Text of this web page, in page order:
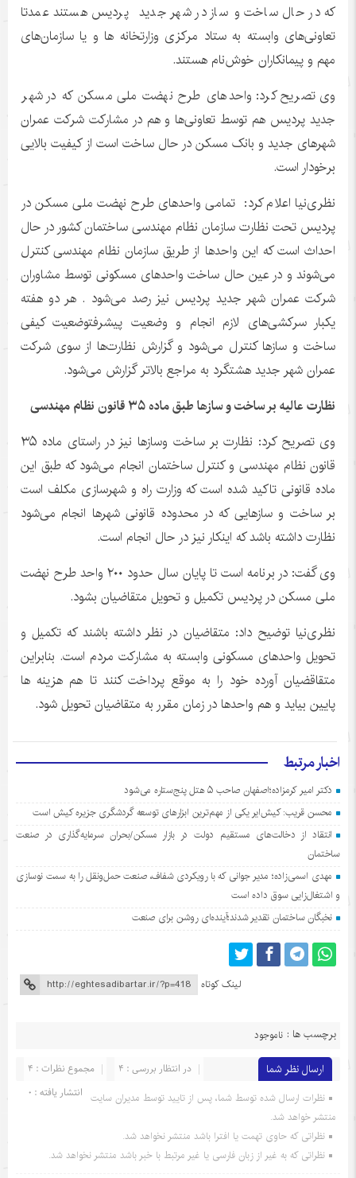
که در حال ساخت و ساز در شهر جدید پردیس هستند عمدتا
تعاونی‌های وابسته به ستاد مرکزی وزارتخانه ها و یا سازمان‌های
مهم و پیمانکاران خوش‌نام هستند.
وی تصریح کرد: واحدهای طرح نهضت ملی مسکن که در شهر
جدید پردیس هم توسط تعاونی‌ها و هم در مشارکت شرکت عمران
شهرهای جدید و بانک مسکن در حال ساخت است از کیفیت بالایی
برخودار است.
نظری‌نیا اعلام کرد: تمامی واحدهای طرح نهضت ملی مسکن در
پردیس تحت نظارت سازمان نظام مهندسی ساختمان کشور در حال
احداث است که این واحدها از طریق سازمان نظام مهندسی کنترل
می‌شوند و در عین حال ساخت واحدهای مسکونی توسط مشاوران
شرکت عمران شهر جدید پردیس نیز رصد می‌شود . هر دو هفته
یکبار سرکشی‌های لازم انجام و وضعیت پیشرفتوضعیت کیفی
ساخت و سازها کنترل می‌شود و گزارش نظارت‌ها از سوی شرکت
عمران شهر جدید هشتگرد به مراجع بالاتر گزارش می‌شود.
نظارت عالیه بر ساخت و سازها طبق ماده ۳۵ قانون نظام مهندسی
وی تصریح کرد: نظارت بر ساخت وسازها نیز در راستای ماده ۳۵
قانون نظام مهندسی و کنترل ساختمان انجام می‌شود که طبق این
ماده قانونی تاکید شده است که وزارت راه و شهرسازی مکلف است
بر ساخت و سازهایی که در محدوده قانونی شهرها انجام می‌شود
نظارت داشته باشد که اینکار نیز در حال انجام است.
وی گفت: در برنامه است تا پایان سال حدود ۲۰۰ واحد طرح نهضت
ملی مسکن در پردیس تکمیل و تحویل متقاضیان بشود.
نظری‌نیا توضیح داد: متقاضیان در نظر داشته باشند که تکمیل و
تحویل واحدهای مسکونی وابسته به مشارکت مردم است. بنابراین
متقاقضیان آورده خود را به موقع پرداخت کنند تا هم هزینه ها
پایین بیاید و هم واحدها در زمان مقرر به متقاضیان تحویل شود.
اخبار مرتبط
دکتر امیر کرمزاده؛اصفهان صاحب ۵ هتل پنج‌ستاره می‌شود
محسن قریب: کیش‌ایر یکی از مهم‌ترین ابزارهای توسعه گردشگری جزیره کیش است
انتقاد از دخالت‌های مستقیم دولت در بازار مسکن/بحران سرمایه‌گذاری در صنعت
ساختمان
مهدی اسمی‌زاده؛ مدیر جوانی که با رویکردی شفاف، صنعت حمل‌ونقل را به سمت نوسازی
و اشتغال‌زایی سوق داده است
نخبگان ساختمان تقدیر شدند؛آینده‌ای روشن برای صنعت
لینک کوتاه
برچسب ها : ناموجود
ارسال نظر شما مجموع نظرات : 4
در انتظار بررسی : 4
انتشار یافته : 0 نظرات ارسال شده توسط شما، پس از تایید توسط مدیران سایت
منتشر خواهد شد.
نظراتی که حاوی تهمت یا افترا باشد منتشر نخواهد شد.
نظراتی که به غیر از زبان فارسی یا غیر مرتبط با خبر باشد منتشر نخواهد شد.